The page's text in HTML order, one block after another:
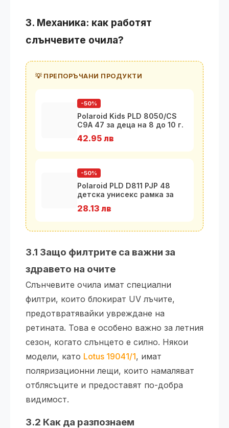
3. Механика: как работят
слънчевите очила?
💡 ПРЕПОРЪЧАНИ ПРОДУКТИ
-50%
Polaroid Kids PLD 8050/CS
C9A 47 за деца на 8 до 10 г.
42.95 лв
-50%
Polaroid PLD D811 PJP 48
детска унисекс рамка за
28.13 лв
3.1 Защо филтрите са важни за
здравето на очите
Слънчевите очила имат специални
филтри, които блокират UV лъчите,
предотвратявайки увреждане на
ретината. Това е особено важно за летния
сезон, когато слънцето е силно. Някои
модели, като Lotus 19041/1, имат
поляризационни лещи, които намаляват
отблясъците и предоставят по-добра
видимост.
3.2 Как да разпознаем